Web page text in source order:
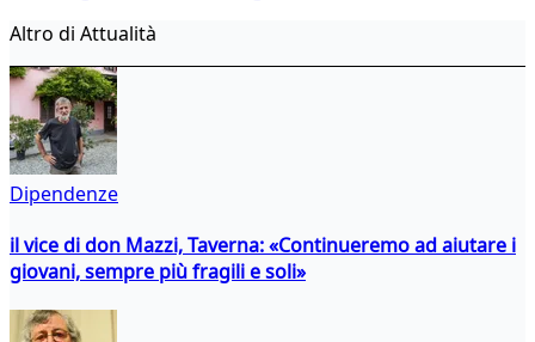
Altro di Attualità
Dipendenze
il vice di don Mazzi, Taverna: «Continueremo ad aiutare i
giovani, sempre più fragili e soli»